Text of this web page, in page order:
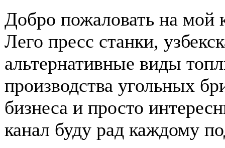
Добро пожаловать на мой
Лего пресс станки,
альтернативные виды
производства угольных
бизнеса и просто
канал буду рад каждому